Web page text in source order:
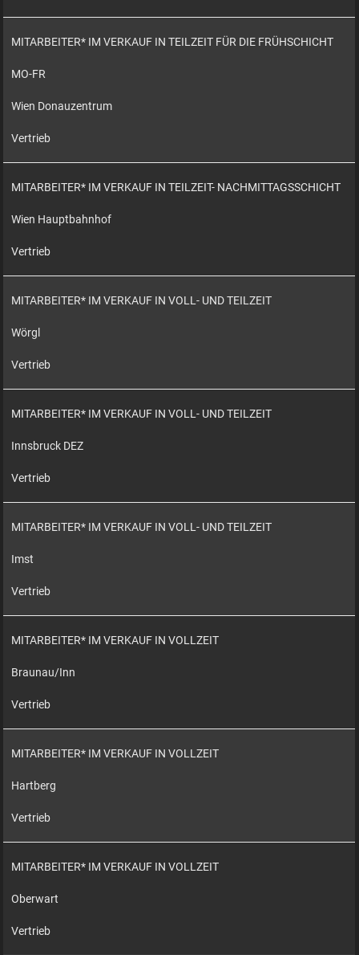
MITARBEITER* IM VERKAUF IN TEILZEIT FÜR DIE FRÜHSCHICHT
MO-FR
Wien Donauzentrum
Vertrieb
MITARBEITER* IM VERKAUF IN TEILZEIT- NACHMITTAGSSCHICHT
Wien Hauptbahnhof
Vertrieb
MITARBEITER* IM VERKAUF IN VOLL- UND TEILZEIT
Wörgl
Vertrieb
MITARBEITER* IM VERKAUF IN VOLL- UND TEILZEIT
Innsbruck DEZ
Vertrieb
MITARBEITER* IM VERKAUF IN VOLL- UND TEILZEIT
Imst
Vertrieb
MITARBEITER* IM VERKAUF IN VOLLZEIT
Braunau/Inn
Vertrieb
MITARBEITER* IM VERKAUF IN VOLLZEIT
Hartberg
Vertrieb
MITARBEITER* IM VERKAUF IN VOLLZEIT
Oberwart
Vertrieb